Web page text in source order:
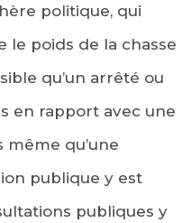
politique, qui
le poids de la chasse
qu’un arrêté ou
en rapport avec une
même qu’une
publique y est
publiques y